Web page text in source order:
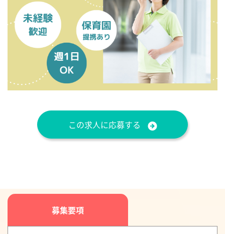
この求人に応募する
募集要項